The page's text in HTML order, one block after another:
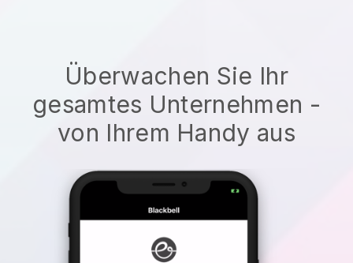
Überwachen Sie Ihr
gesamtes Unternehmen -
von Ihrem Handy aus